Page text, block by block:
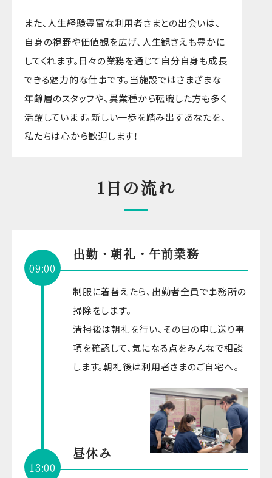
また、人生経験豊富な利用者さまとの出会いは、
自身の視野や価値観を広げ、人生観さえも豊かに
してくれます。日々の業務を通じて自分自身も成長
できる魅力的な仕事です。当施設ではさまざまな
年齢層のスタッフや、異業種から転職した方も多く
活躍しています。新しい一歩を踏み出すあなたを、
私たちは心から歓迎します！
1日の流れ
09:00
出勤・朝礼・午前業務
制服に着替えたら、出勤者全員で事務所の
掃除をします。
清掃後は朝礼を行い、その日の申し送り事
項を確認して、気になる点をみんなで相談
します。朝礼後は利用者さまのご自宅へ。
13:00
昼休み